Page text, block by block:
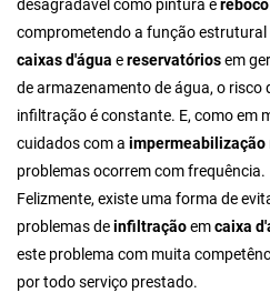
desagradável como pintura ereboco
comprometendo a função estrutural
caixas d'água ereservatóriosem
de armazenamento de água, o risco
infiltração é constante. E, como em
cuidados com a impermeabilização
problemas ocorrem com frequência.
Felizmente, existe uma forma de
problemas deinfiltraçãoemcaixa
este problema com muita
por todo serviço prestado.